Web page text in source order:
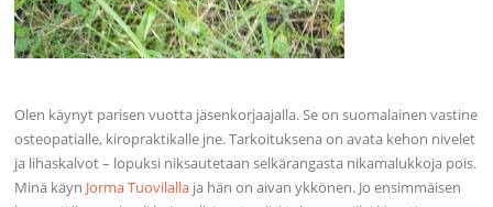
Olen käynyt parisen vuotta jäsenkorjaajalla. Se on suomalainen vastine
osteopatialle, kiropraktikalle jne. Tarkoituksena on avata kehon nivelet
ja lihaskalvot – lopuksi niksautetaan selkärangasta nikamalukkoja pois.
Minä käyn Jorma Tuovilalla ja hän on aivan ykkönen. Jo ensimmäisen